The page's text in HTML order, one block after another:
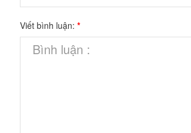
Viết bình luận: *